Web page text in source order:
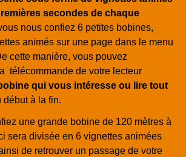
secondes de chaque
nous confiez 6 petites bobines,
animés sur une page dans le menu
cette manière, vous pouvez
télécommande de votre lecteur
qui vous intéresse ou lire tout
début à la fin.
une grande bobine de 120 mètres à
sera divisée en 6 vignettes animées
de retrouver un passage de votre